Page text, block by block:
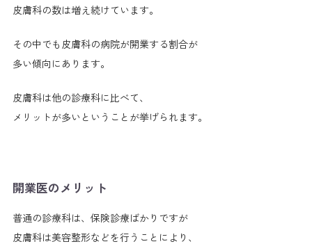
皮膚科の数は増え続けています。
その中でも皮膚科の病院が開業する割合が
多い傾向にあります。
皮膚科は他の診療科に比べて、
メリットが多いということが挙げられます。
開業医のメリット
普通の診療科は、保険診療ばかりですが
皮膚科は美容整形などを行うことにより、